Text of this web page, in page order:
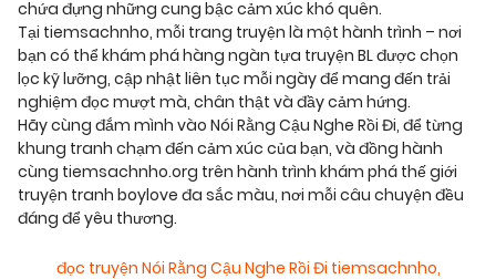
chứa đựng những cung bậc cảm xúc khó quên.
Tại tiemsachnho, mỗi trang truyện là một hành trình – nơi
bạn có thể khám phá hàng ngàn tựa truyện BL được chọn
lọc kỹ lưỡng, cập nhật liên tục mỗi ngày để mang đến trải
nghiệm đọc mượt mà, chân thật và đầy cảm hứng.
Hãy cùng đắm mình vào Nói Rằng Cậu Nghe Rồi Đi, để từng
khung tranh chạm đến cảm xúc của bạn, và đồng hành
cùng tiemsachnho.org trên hành trình khám phá thế giới
truyện tranh boylove đa sắc màu, nơi mỗi câu chuyện đều
đáng để yêu thương.
đọc truyện Nói Rằng Cậu Nghe Rồi Đi tiemsachnho,